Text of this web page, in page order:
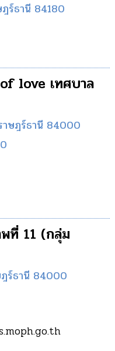
ร์ธานี 84180
love เทศบาล
าษฎร์ธานี 84000
ที่ 11 (กลุ่ม
ฎร์ธานี 84000